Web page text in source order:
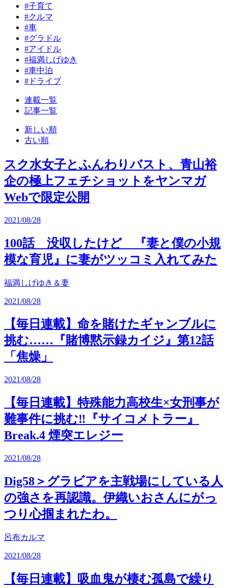
#子育て
#クルマ
#車
#グラドル
#アイドル
#福満しげゆき
#車中泊
#ドライブ
連載一覧
記事一覧
新しい順
古い順
スク水女子とふんわりバスト、青山裕
企の極上フェチショットをヤンマガ
Webで限定公開
2021/08/28
100話 没収したけど 『妻と僕の小規
模な育児』に妻がツッコミ入れてみた
福満しげゆき＆妻
2021/08/28
【毎日連載】命を賭けたギャンブルに
挑む……『賭博黙示録カイジ』第12話
「焦燥」
2021/08/28
【毎日連載】特殊能力高校生×女刑事が
難事件に挑む‼︎『サイコメトラー』
Break.4 煙突エレジー
2021/08/28
Dig58＞グラビアを主戦場にしている人
の強さを再認識。伊織いおさんにがっ
つり心掴まれたわ。
呂布カルマ
2021/08/28
【毎日連載】吸血鬼が棲む孤島で繰り